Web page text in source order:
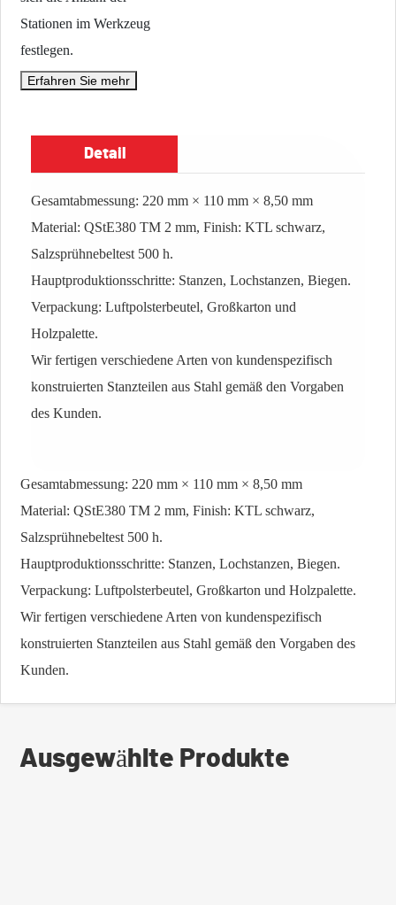
Stationen im Werkzeug
festlegen.
Erfahren Sie mehr
Detail
Gesamtabmessung: 220 mm × 110 mm × 8,50 mm
Material: QStE380 TM 2 mm, Finish: KTL schwarz,
Salzsprühnebeltest 500 h.
Hauptproduktionsschritte: Stanzen, Lochstanzen, Biegen.
Verpackung: Luftpolsterbeutel, Großkarton und
Holzpalette.
Wir fertigen verschiedene Arten von kundenspezifisch
konstruierten Stanzteilen aus Stahl gemäß den Vorgaben
des Kunden.
Gesamtabmessung: 220 mm × 110 mm × 8,50 mm
Material: QStE380 TM 2 mm, Finish: KTL schwarz,
Salzsprühnebeltest 500 h.
Hauptproduktionsschritte: Stanzen, Lochstanzen, Biegen.
Verpackung: Luftpolsterbeutel, Großkarton und Holzpalette.
Wir fertigen verschiedene Arten von kundenspezifisch
konstruierten Stanzteilen aus Stahl gemäß den Vorgaben des
Kunden.
Ausgewählte Produkte